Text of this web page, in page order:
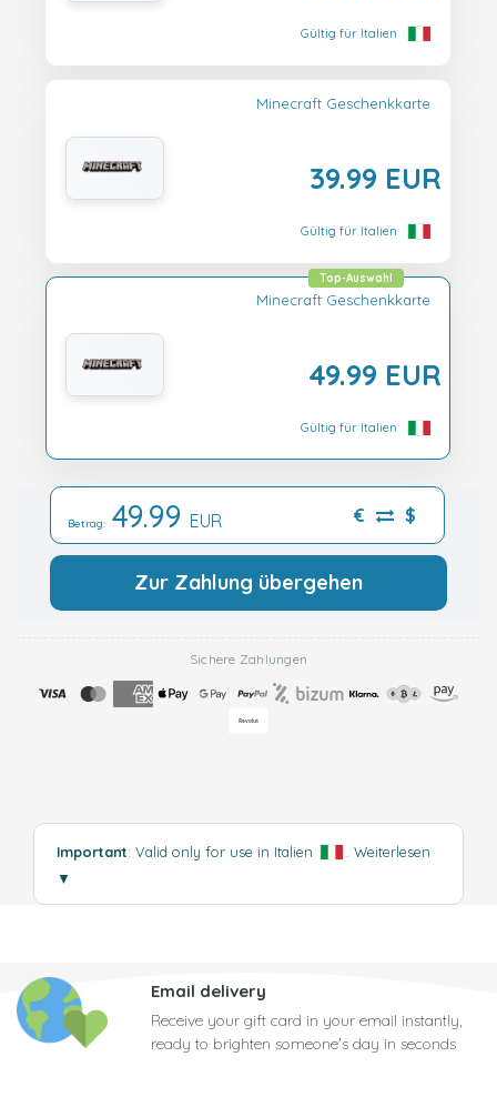
Gültig für Italien
Minecraft Geschenkkarte
39.99 EUR
Gültig für Italien
Minecraft Geschenkkarte
49.99 EUR
Top-Auswahl
Gültig für Italien
Betrag: 49.99 EUR € $
Zur Zahlung übergehen
Sichere Zahlungen
Important: Valid only for use in Italien
Weiterlesen
▼
Email delivery
Receive your gift card in your email instantly,
ready to brighten someone's day in seconds